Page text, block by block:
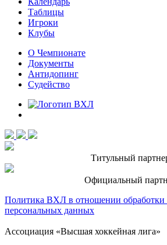
Таблицы
Игроки
Клубы
О Чемпионате
Документы
Антидопинг
Судейство
Титульный
Официальный
Политика ВХЛ в отношении
персональных данных
Ассоциация «Высшая хоккейная лига»